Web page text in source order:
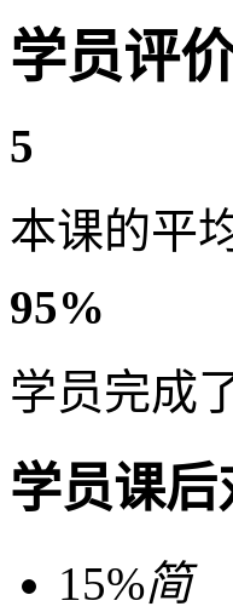
学员评
5
本课的平
95%
学员完成
学员课
15%简